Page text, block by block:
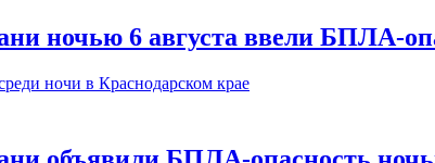
ночью 6 августа ввели БПЛА-